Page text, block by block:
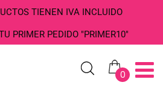
TIENEN IVA INCLUIDO
PRIMER PEDIDO "PRIMER10"
0